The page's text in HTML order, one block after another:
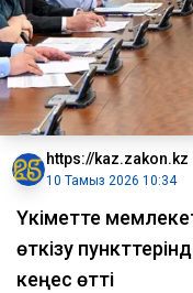
https://kaz.zakon.kz
10 Тамыз 2026 10:34
Үкіметте
өткізу
кеңес өтті